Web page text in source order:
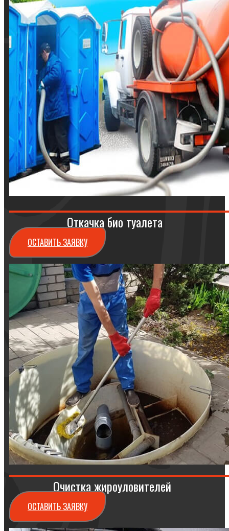
Откачка био туалета
ОСТАВИТЬ ЗАЯВКУ
Очистка жироуловителей
ОСТАВИТЬ ЗАЯВКУ